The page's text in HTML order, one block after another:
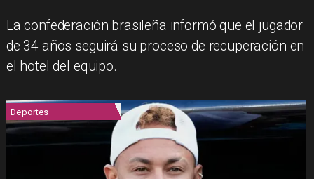
La confederación brasileña informó que el jugador
de 34 años seguirá su proceso de recuperación en
el hotel del equipo.
Deportes